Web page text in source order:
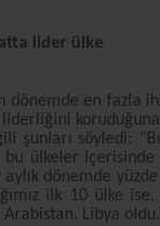
lider ülke
dönemde en fazla
şunları söyledi:
bu ülkeler
aylık dönemde
ilk 10 ülke
Arabistan, Libya